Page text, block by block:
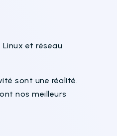
et réseau
sont une réalité.
nos meilleurs